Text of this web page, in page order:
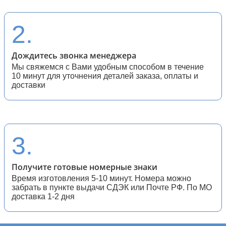
2.
Дождитесь звонка менеджера
Мы свяжемся с Вами удобным способом в течение
10 минут для уточнения деталей заказа, оплаты и
доставки
3.
Получите готовые номерные знаки
Время изготовления 5-10 минут. Номера можно
забрать в пункте выдачи СДЭК или Почте РФ. По МО
доставка 1-2 дня